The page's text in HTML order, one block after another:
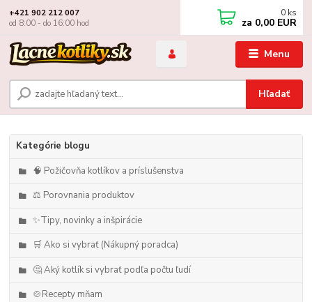
Menu
Hľadať
+421 902 212 007
od 8:00 - do 16:00 hod
0 ks
za 0,00 EUR
Kategórie blogu
🧠 Požičovňa kotlíkov a príslušenstva
⚖️ Porovnania produktov
✨Tipy, novinky a inšpirácie
🛒 Ako si vybrať (Nákupný poradca)
🤔 Aký kotlík si vybrať podľa počtu ľudí
🍲Recepty mňam